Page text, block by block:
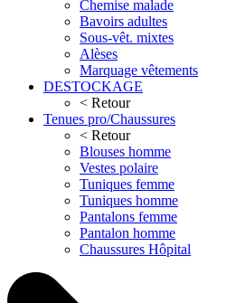
Chemise malade
Bavoirs adultes
Sous-vêt. mixtes
Alèses
Marquage vêtements
DESTOCKAGE
< Retour
Tenues pro/Chaussures
< Retour
Blouses homme
Vestes polaire
Tuniques femme
Tuniques homme
Pantalons femme
Pantalon homme
Chaussures Hôpital